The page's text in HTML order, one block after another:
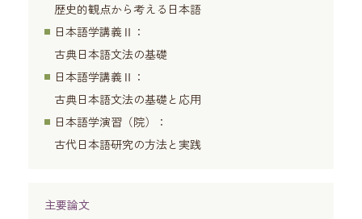
歴史的観点から考える日本語
日本語学講義Ⅱ：
古典日本語文法の基礎
日本語学講義Ⅱ：
古典日本語文法の基礎と応用
日本語学演習（院）：
古代日本語研究の方法と実践
主要論文